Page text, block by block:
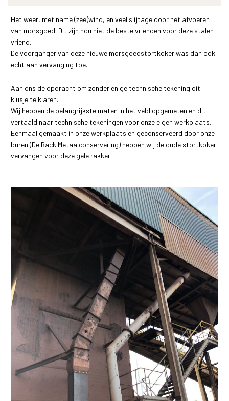
Het weer, met name (zee)wind, en veel slijtage door het afvoeren
van morsgoed. Dit zijn nou niet de beste vrienden voor deze stalen
vriend.
De voorganger van deze nieuwe morsgoedstortkoker was dan ook
echt aan vervanging toe.
Aan ons de opdracht om zonder enige technische tekening dit
klusje te klaren.
Wij hebben de belangrijkste maten in het veld opgemeten en dit
vertaald naar technische tekeningen voor onze eigen werkplaats.
Eenmaal gemaakt in onze werkplaats en geconserveerd door onze
buren (De Back Metaalconservering) hebben wij de oude stortkoker
vervangen voor deze gele rakker.